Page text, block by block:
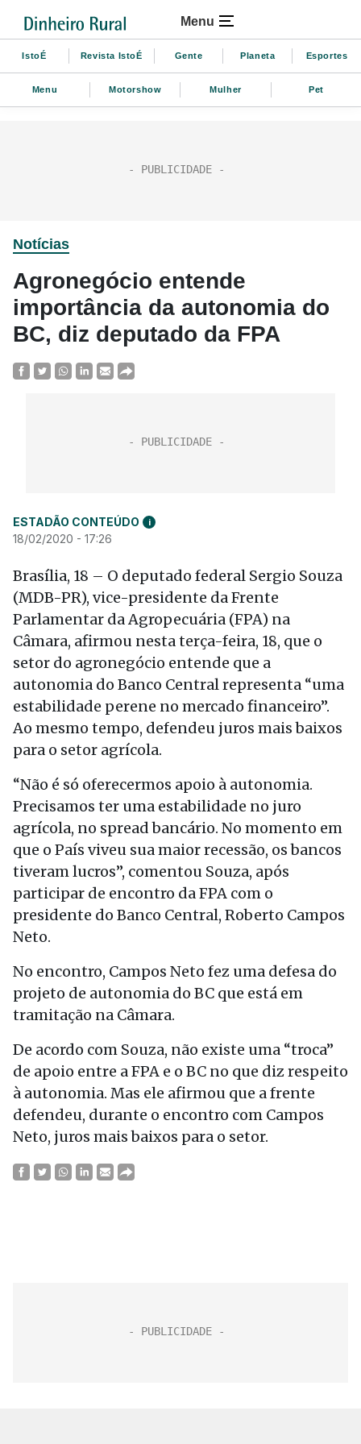
Menu
IstoÉ Revista IstoÉ Gente Planeta Esportes
Menu Motorshow Mulher Pet
Notícias
Agronegócio entende
importância da autonomia do
BC, diz deputado da FPA
ESTADÃO CONTEÚDO i
18/02/2020 - 17:26
Brasília, 18 – O deputado federal Sergio Souza
(MDB-PR), vice-presidente da Frente
Parlamentar da Agropecuária (FPA) na
Câmara, afirmou nesta terça-feira, 18, que o
setor do agronegócio entende que a
autonomia do Banco Central representa “uma
estabilidade perene no mercado financeiro”.
Ao mesmo tempo, defendeu juros mais baixos
para o setor agrícola.
“Não é só oferecermos apoio à autonomia.
Precisamos ter uma estabilidade no juro
agrícola, no spread bancário. No momento em
que o País viveu sua maior recessão, os bancos
tiveram lucros”, comentou Souza, após
participar de encontro da FPA com o
presidente do Banco Central, Roberto Campos
Neto.
No encontro, Campos Neto fez uma defesa do
projeto de autonomia do BC que está em
tramitação na Câmara.
De acordo com Souza, não existe uma “troca”
de apoio entre a FPA e o BC no que diz respeito
à autonomia. Mas ele afirmou que a frente
defendeu, durante o encontro com Campos
Neto, juros mais baixos para o setor.